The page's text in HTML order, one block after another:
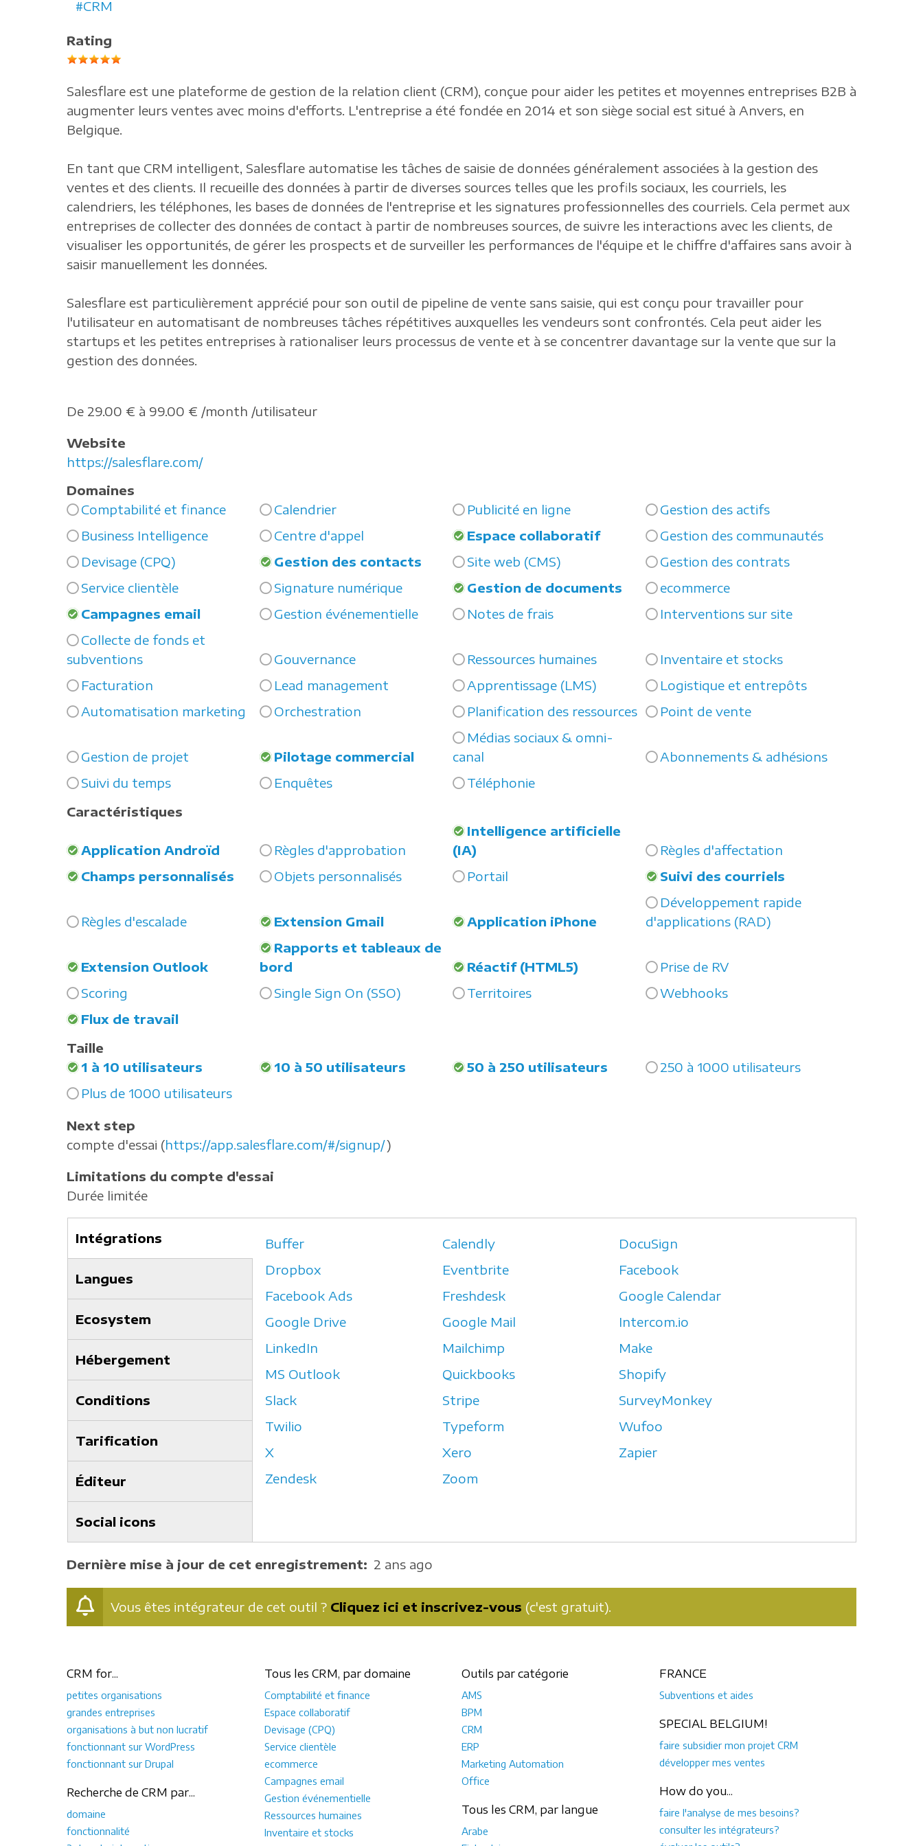
CRM
Rating
Salesflare est une plateforme de gestion de la relation client (CRM), conçue pour aider les petites et moyennes entreprises B2B à
augmenter leurs ventes avec moins d'efforts. L'entreprise a été fondée en 2014 et son siège social est situé à Anvers, en
Belgique.
En tant que CRM intelligent, Salesflare automatise les tâches de saisie de données généralement associées à la gestion des
ventes et des clients. Il recueille des données à partir de diverses sources telles que les profils sociaux, les courriels, les
calendriers, les téléphones, les bases de données de l'entreprise et les signatures professionnelles des courriels. Cela permet aux
entreprises de collecter des données de contact à partir de nombreuses sources, de suivre les interactions avec les clients, de
visualiser les opportunités, de gérer les prospects et de surveiller les performances de l'équipe et le chiffre d'affaires sans avoir à
saisir manuellement les données.
Salesflare est particulièrement apprécié pour son outil de pipeline de vente sans saisie, qui est conçu pour travailler pour
l'utilisateur en automatisant de nombreuses tâches répétitives auxquelles les vendeurs sont confrontés. Cela peut aider les
startups et les petites entreprises à rationaliser leurs processus de vente et à se concentrer davantage sur la vente que sur la
gestion des données.
De 29.00 € à 99.00 € /month /utilisateur
Website
https://salesflare.com/
Domaines
Comptabilité et finance
Calendrier Publicité en ligne
Gestion des actifs
Business Intelligence
Centre d'appel Espace collaboratif
Gestion des communautés
Devisage (CPQ)
Gestion des contacts Site web (CMS)
Gestion des contrats
Service clientèle
Signature numérique Gestion de documents
ecommerce
Campagnes email
Gestion événementielle Notes de frais
Interventions sur site
Collecte de fonds et
subventions
Gouvernance Ressources humaines
Inventaire et stocks
Facturation
Lead management Apprentissage (LMS)
Logistique et entrepôts
Automatisation marketing
Orchestration Planification des ressources Point de vente
Gestion de projet Pilotage commercial
Médias sociaux & omni-
canal
Abonnements & adhésions
Suivi du temps
Enquêtes
Téléphonie
Caractéristiques
Application Androïd Règles d'approbation
Intelligence artificielle
(IA)
Règles d'affectation
Champs personnalisés
Objets personnalisés Portail Suivi des courriels
Règles d'escalade Extension Gmail Application iPhone
Développement rapide
d'applications (RAD)
Extension Outlook
Rapports et tableaux de
bord
Réactif (HTML5)
Prise de RV
Scoring
Single Sign On (SSO) Territoires
Webhooks
Flux de travail
Taille
1 à 10 utilisateurs
10 à 50 utilisateurs 50 à 250 utilisateurs
250 à 1000 utilisateurs
Plus de 1000 utilisateurs
Next step
compte d'essai (https://app.salesflare.com/#/signup/)
Limitations du compte d'essai
Durée limitée
Intégrations
(onglet
actif)
Langues
Ecosystem
Hébergement
Conditions
Tarification
Éditeur
Social icons
Buffer Calendly
DocuSign
Dropbox
Eventbrite
Facebook
Facebook Ads
Freshdesk
Google Calendar
Google Drive
Google Mail
Intercom.io
LinkedIn
Mailchimp
Make
MS Outlook
Quickbooks
Shopify
Slack
Stripe
SurveyMonkey
Twilio
Typeform
Wufoo
X
Xero
Zapier
Zendesk
Zoom
Dernière mise à jour de cet enregistrement 2 ans ago
Vous êtes intégrateur de cet outil ? Cliquez ici et inscrivez-vous (c'est gratuit).
CRM for...
petites organisations
grandes entreprises
organisations à but non lucratif
fonctionnant sur WordPress
fonctionnant sur Drupal
Recherche de CRM par...
domaine
fonctionnalité
Tous les CRM, par domaine
Comptabilité et finance
Espace collaboratif
Devisage (CPQ)
Service clientèle
ecommerce
Campagnes email
Gestion événementielle
Ressources humaines
Inventaire et stocks
Outils par catégorie
AMS
BPM
CRM
ERP
Marketing Automation
Office
Tous les CRM, par langue
Arabe
FRANCE
Subventions et aides
SPECIAL BELGIUM!
faire subsidier mon projet CRM
développer mes ventes
How do you...
faire l'analyse de mes besoins?
consulter les intégrateurs?